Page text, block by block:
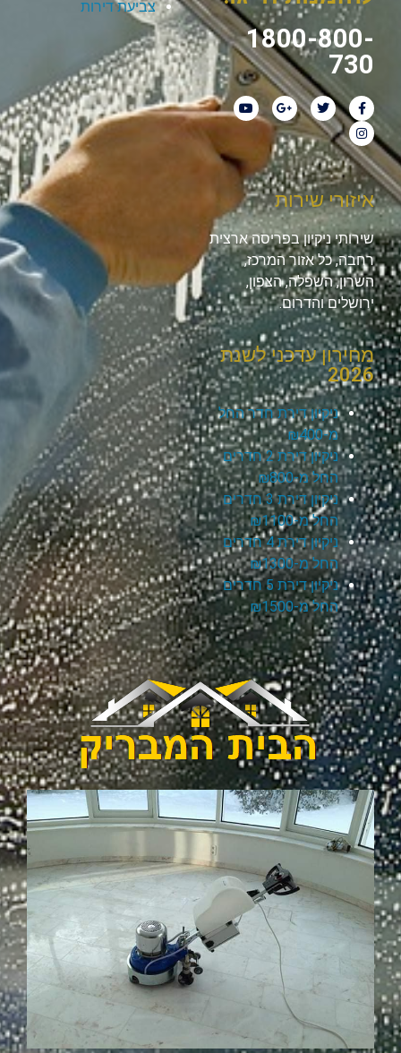
1800-800-
730
צביעת דירות
איזורי שירות
שירותי ניקיון בפריסה ארצית
רחבה, כל אזור המרכז,
השרון, השפלה, הצפון,
ירושלים והדרום.
מחירון עדכני לשנת
2026
ניקיון דירת חדר החל
מ-₪400
ניקיון דירת 2 חדרים
החל מ-₪800
ניקיון דירת 3 חדרים
החל מ-₪1100
ניקיון דירת 4 חדרים
החל מ-₪1300
ניקיון דירת 5 חדרים
החל מ-₪1500